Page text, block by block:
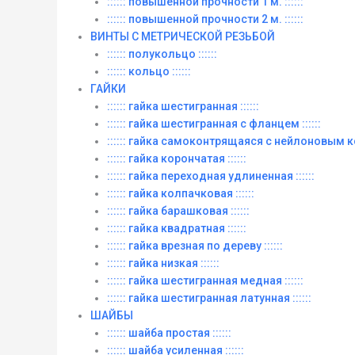
:::::: повышенной прочности 2 м. ::::::
ВИНТЫ C МЕТРИЧЕСКОЙ РЕЗЬБОЙ
:::::: полукольцо ::::::
:::::: кольцо ::::::
ГАЙКИ
:::::: гайка шестигранная ::::::
:::::: гайка шестигранная с фланцем ::::::
:::::: гайка самоконтрящаяся с нейлоновым
:::::: гайка корончатая ::::::
:::::: гайка переходная удлиненная ::::::
:::::: гайка колпачковая ::::::
:::::: гайка барашковая ::::::
:::::: гайка квадратная ::::::
:::::: гайка врезная по дереву ::::::
:::::: гайка низкая ::::::
:::::: гайка шестигранная медная ::::::
:::::: гайка шестигранная латунная ::::::
ШАЙБЫ
:::::: шайба простая ::::::
:::::: шайба усиленная ::::::